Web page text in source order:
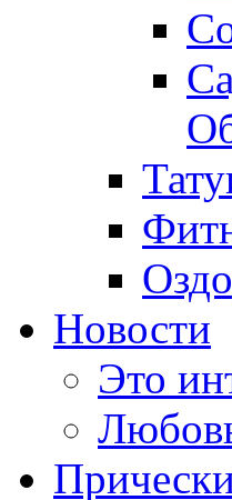
Новости
Это